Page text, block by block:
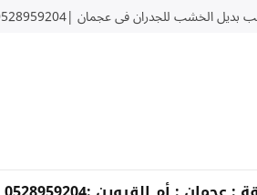
بديل الخشب للجدران في عجمان |0528959204